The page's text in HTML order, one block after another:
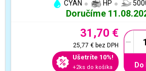
CYAN HP
Doručíme
31,70 €
25,77 €bez DPH
Ušetríte 10%!
+2ks do košíka
-
Do